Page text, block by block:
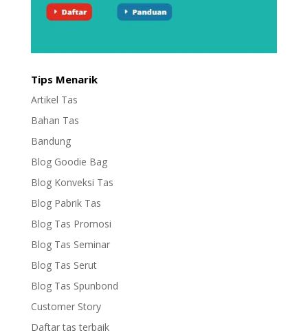
Tips Menarik
Artikel Tas
Bahan Tas
Bandung
Blog Goodie Bag
Blog Konveksi Tas
Blog Pabrik Tas
Blog Tas Promosi
Blog Tas Seminar
Blog Tas Serut
Blog Tas Spunbond
Customer Story
Daftar tas terbaik